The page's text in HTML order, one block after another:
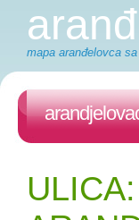
mapa aranđelovca